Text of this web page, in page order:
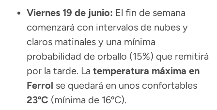
Viernes 19 de junio: El fin de semana
comenzará con intervalos de nubes y
claros matinales y una mínima
probabilidad de orballo (15%) que remitirá
por la tarde. La temperatura máxima en
Ferrol se quedará en unos confortables
23ºC (mínima de 16ºC).